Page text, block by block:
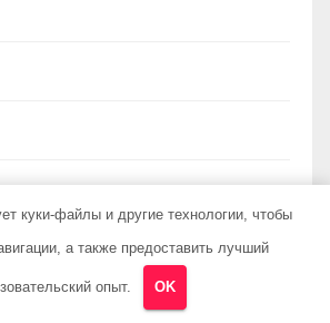
куки-файлы и другие технологии, чтобы
а также предоставить лучший
опыт. OK